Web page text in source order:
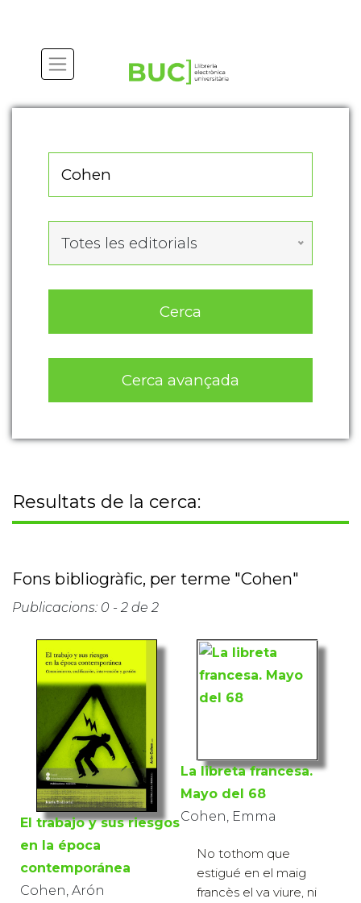
Totes les editorials
Cerca
Cerca avançada
Resultats de la cerca:
Fons bibliogràfic, per terme "Cohen"
Publicacions: 0 - 2 de 2
El trabajo y sus riesgos
en la época
contemporánea
Cohen, Arón
La libreta francesa.
Mayo del 68
Cohen, Emma
No tothom que
estigué en el maig
francès el va viure, ni